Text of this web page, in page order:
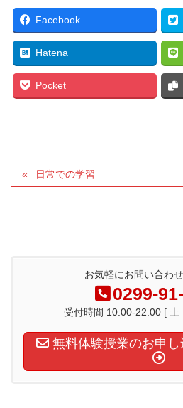
Facebook
Hatena
Pocket
日常での学習
お気軽にお問い合わせ
0299-
受付時間 10:00-22:00 [ 土
無料体験授業のお申し